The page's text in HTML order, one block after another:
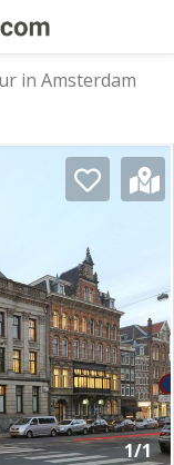
in Amsterdam
1/1